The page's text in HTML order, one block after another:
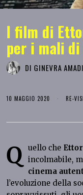
I film di
per i mali
DI GINEVRA
10 MAGGIO 2020 RE-
Q uello che
incolmabile,
cinema
l’evoluzione della